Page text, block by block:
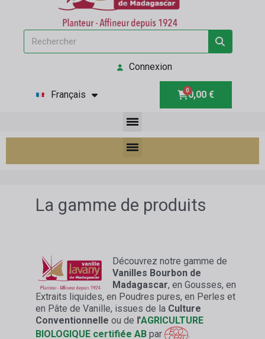
Connexion
Français 0,00 €
La gamme de produits
Découvrez notre gamme de
Vanilles Bourbon de
Madagascar, en Gousses, en
Extraits liquides, en Poudres pures, en Perles et
en Pâte de Vanille, issues de la Culture
Conventionnelle ou de l'AGRICULTURE
BIOLOGIQUE certifiée AB par .